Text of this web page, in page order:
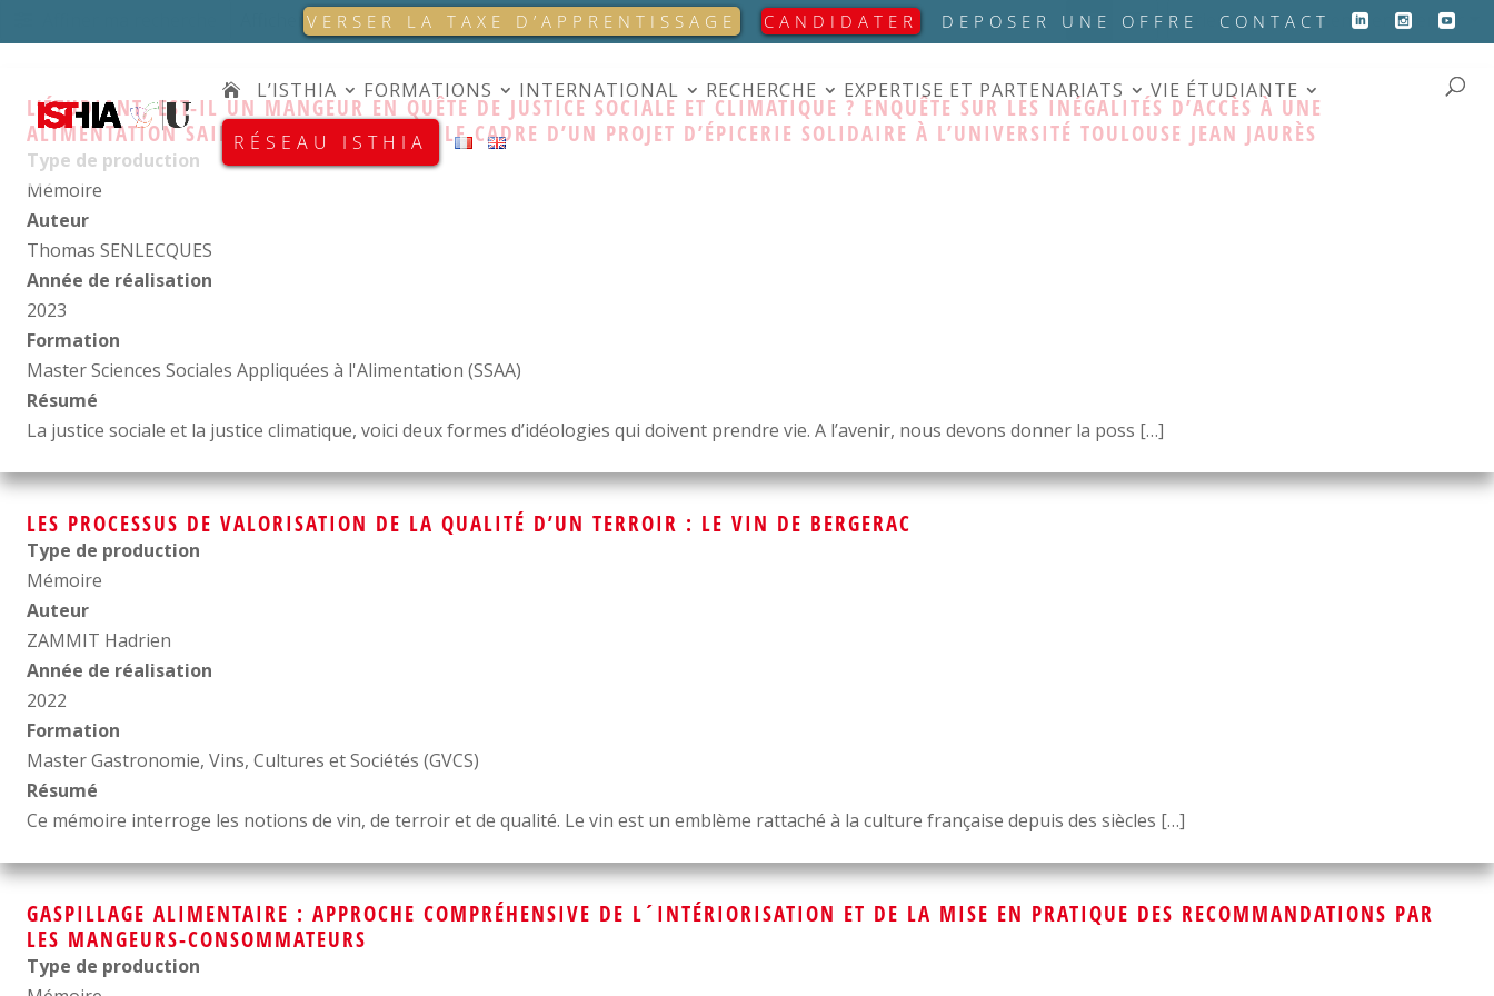
VERSER LA TAXE D’APPRENTISSAGE CANDIDATER DEPOSER UNE OFFRE CONTACT
L’ISTHIA FORMATIONS INTERNATIONAL RECHERCHE EXPERTISE ET PARTENARIATS VIE ÉTUDIANTE
RÉSEAU ISTHIA
Afficher 1 - 3 de 3 Trier par: Plus récents en premier
L’ÉTUDIANT, EST-IL UN MANGEUR EN QUÊTE DE JUSTICE SOCIALE ET CLIMATIQUE ? ENQUÊTE SUR LES INÉGALITÉS D’ACCÈS À UNE
ALIMENTATION SAINE ET DURABLE DANS LE CADRE D’UN PROJET D’ÉPICERIE SOLIDAIRE À L’UNIVERSITÉ TOULOUSE JEAN JAURÈS
Type de production
Mémoire
Auteur
Thomas SENLECQUES
Année de réalisation
2023
Formation
Master Sciences Sociales Appliquées à l'Alimentation (SSAA)
Résumé
La justice sociale et la justice climatique, voici deux formes d’idéologies qui doivent prendre vie. A l’avenir, nous devons donner la poss […]
LES PROCESSUS DE VALORISATION DE LA QUALITÉ D’UN TERROIR : LE VIN DE BERGERAC
Type de production
Mémoire
Auteur
ZAMMIT Hadrien
Année de réalisation
2022
Formation
Master Gastronomie, Vins, Cultures et Sociétés (GVCS)
Résumé
Ce mémoire interroge les notions de vin, de terroir et de qualité. Le vin est un emblème rattaché à la culture française depuis des siècles […]
GASPILLAGE ALIMENTAIRE : APPROCHE COMPRÉHENSIVE DE L´INTÉRIORISATION ET DE LA MISE EN PRATIQUE DES RECOMMANDATIONS PAR
LES MANGEURS-CONSOMMATEURS
Type de production